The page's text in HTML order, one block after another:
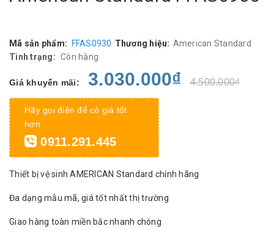
Mã sản phẩm: FFAS0930 Thương hiệu: American Standard
Tình trạng: Còn hàng
Giá khuyến mãi: 3.030.000₫ 4.500.000₫
Hãy gọi điện để có giá tốt
hơn
0911.291.445
Thiết bị vệ sinh AMERICAN Standard chính hãng
Đa dạng mẫu mã, giá tốt nhất thị trường
Giao hàng toàn miền bắc nhanh chóng